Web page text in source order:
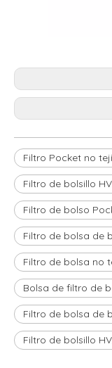
Filtro Pocket no
Filtro de bolsillo
Filtro de bolso
Filtro de bolsa de
Filtro de bolsa no
Bolsa de filtro de
Filtro de bolsa de
Filtro de bolsillo